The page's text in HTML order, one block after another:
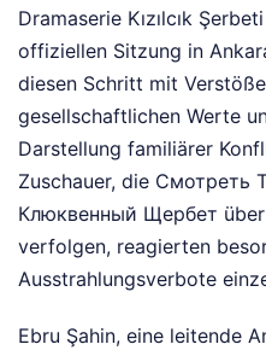
Dramaserie Kızılcık
offiziellen Sitzung in
diesen Schritt mit
gesellschaftlichen Werte
Darstellung familiärer
Zuschauer, die Смотреть
Клюквенный Щербет
verfolgen, reagierten
Ausstrahlungsverbote
Ebru Şahin, eine leitende